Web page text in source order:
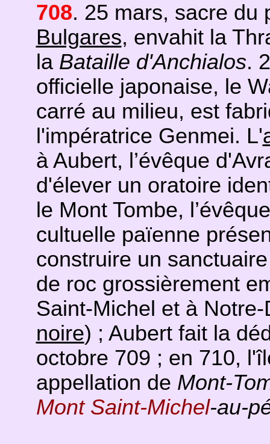
708. 25 mars, sacre du
Bulgares, envahit la
la Bataille d'Anchialos.
officielle japonaise, le
carré au milieu, est
l'impératrice Genmei. L'
à Aubert, l’évêque
d'élever un oratoire
le Mont Tombe,
cultuelle païenne
construire un
de roc grossièrement
Saint-Michel et à
noire) ; Aubert fait la
octobre 709 ; en 710,
appellation de Mont-
Mont Saint-Michel-au-